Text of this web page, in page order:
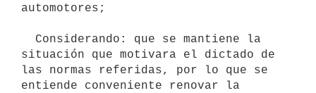
automotores;
situación que motivara el dictado de
las normas referidas, por lo que se
entiende conveniente renovar la